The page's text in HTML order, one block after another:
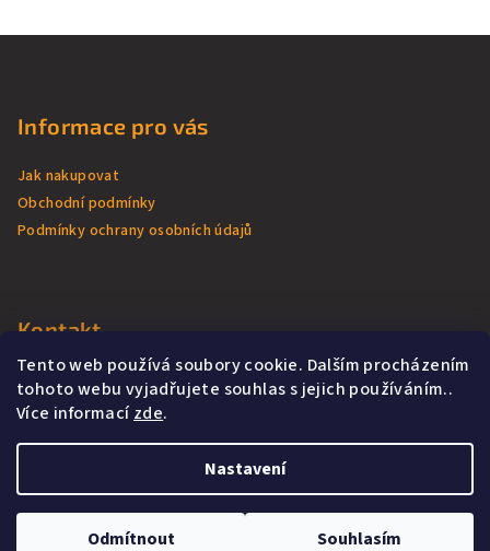
Tento web používá soubory cookie. Dalším procházením
tohoto webu vyjadřujete souhlas s jejich používáním..
Více informacízde.
Nastavení
Odmítnout Souhlasím
Informace pro vás
Jak nakupovat
Obchodní podmínky
Podmínky ochrany osobních údajů
Kontakt
batika
had.cz
+420 607 726 462
. Všechna práva vyhrazena.